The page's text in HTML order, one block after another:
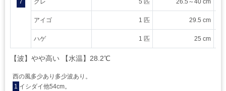
7 グレ 5 匹 26.5～40 cm
アイゴ 1 匹 29.5 cm
ハゲ 1 匹 25 cm
【波】やや高い 【水温】28.2℃
西の風多少あり多少波あり。
1 イシダイ他54cm。